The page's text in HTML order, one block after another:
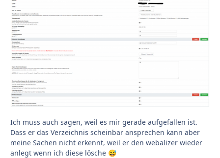
Ich muss auch sagen, weil es mir gerade aufgefallen ist.
Dass er das Verzeichnis scheinbar ansprechen kann aber
meine Sachen nicht erkennt, weil er den webalizer wieder
anlegt wenn ich diese lösche 😅